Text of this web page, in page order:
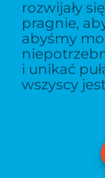
rozwijały
pragnie,
abyśmy
i unikać
wszyscy